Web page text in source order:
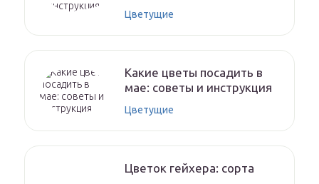
Цветущие
Какие цветы посадить в
мае: советы и инструкция
Цветущие
Цветок гейхера: сорта